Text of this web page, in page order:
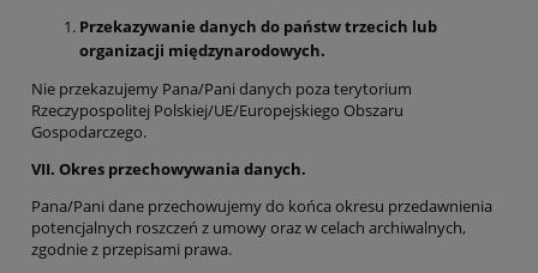
Przekazywanie danych do państw trzecich lub
organizacji międzynarodowych.
Nie przekazujemy Pana/Pani danych poza terytorium
Rzeczypospolitej Polskiej/UE/Europejskiego Obszaru
Gospodarczego.
VII. Okres przechowywania danych.
Pana/Pani dane przechowujemy do końca okresu przedawnienia
potencjalnych roszczeń z umowy oraz w celach archiwalnych,
zgodnie z przepisami prawa.